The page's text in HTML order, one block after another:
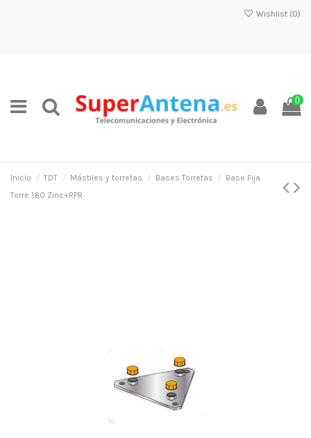
Wishlist (0)
0
Inicio TDT Mástiles y torretas Bases Torretas
Base Fija
Torre 180 Zinc+RPR